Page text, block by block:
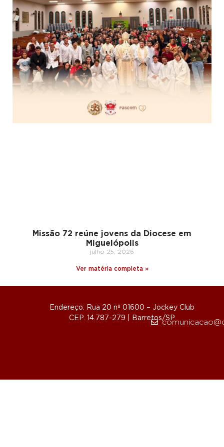
Missão 72 reúne jovens da Diocese em
Miguelópolis
julho 25, 2026
Ver matéria completa »
Endereço: Rua 20 nº 01600 – Jockey Club
CEP. 14.787-279 | Barretos/SP